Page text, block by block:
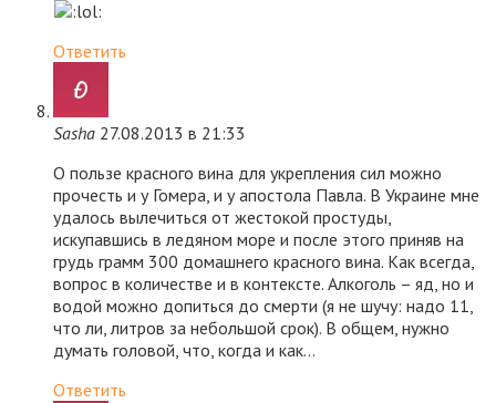
Ответить
Sasha 27.08.2013 в 21:33
О пользе красного вина для укрепления сил можно
прочесть и у Гомера, и у апостола Павла. В Украине мне
удалось вылечиться от жестокой простуды,
искупавшись в ледяном море и после этого приняв на
грудь грамм 300 домашнего красного вина. Как всегда,
вопрос в количестве и в контексте. Алкоголь – яд, но и
водой можно допиться до смерти (я не шучу: надо 11,
что ли, литров за небольшой срок). В общем, нужно
думать головой, что, когда и как…
Ответить